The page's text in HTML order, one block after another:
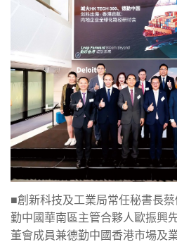
■創新科技及工業局常任秘書長
勤中國華南區主管合夥人歐振興
董會成員兼德勤中國香港市場及